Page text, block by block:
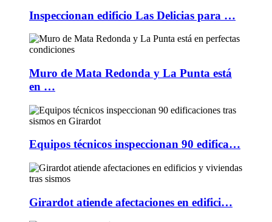
Inspeccionan edificio Las Delicias para …
Muro de Mata Redonda y La Punta está
en …
Equipos técnicos inspeccionan 90 edifica…
Girardot atiende afectaciones en edifici…